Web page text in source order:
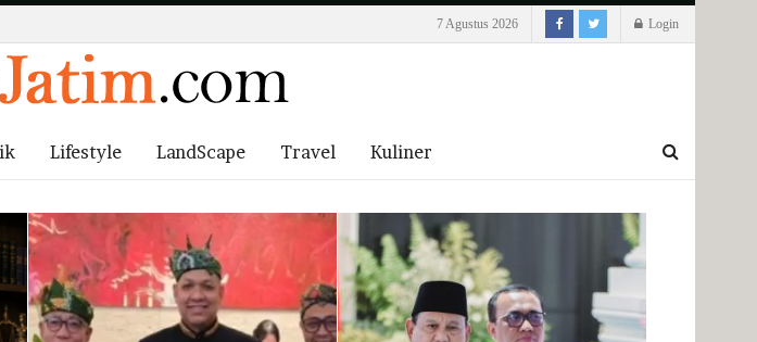
7 Agustus 2026 Login
Lifestyle LandScape Travel Kuliner